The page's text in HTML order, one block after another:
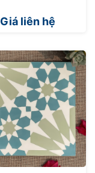
Giá liên hệ